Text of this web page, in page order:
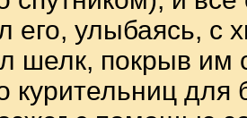
его, улыбаясь, с
шелк, покрыв им
курительниц